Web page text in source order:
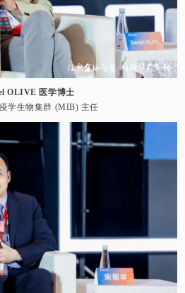
OLIVE 医学博士
学生物集群 (MIB) 主任